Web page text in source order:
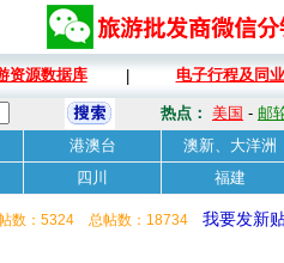
资源数据库 电子行程及同
热点： 美国 - 邮
港澳台
澳新、大洋洲
四川 福建
数：5324 总帖数：18734 我要发新